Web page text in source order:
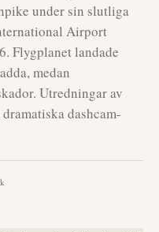
under sin slutliga
Airport
Flygplanet landade
medan
Utredningar av
dashcam-